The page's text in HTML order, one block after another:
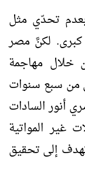
تحدّي مثل
لكنَّ مصر
مهاجمة
1973م، بعد أقل من سبع سنوات
أنور السادات
غير المواتية
إلى تحقيق